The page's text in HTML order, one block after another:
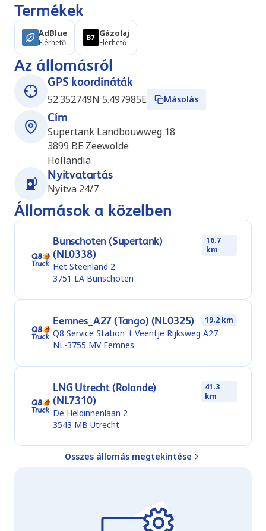
Termékek
AdBlue
Elérhető
Gázolaj
Elérhető
Az állomásról
GPS koordináták
52.352749N 5.497985E
Másolás
Cím
Supertank Landbouwweg 18
3899 BE Zeewolde
Hollandia
Nyitvatartás
Nyitva 24/7
Állomások a közelben
Bunschoten (Supertank)
(NL0338)
16.7
km
Het Steenland 2
3751 LA Bunschoten
Eemnes_A27 (Tango) (NL0325) 19.2 km
Q8 Service Station 't Veentje Rijksweg A27
NL-3755 MV Eemnes
LNG Utrecht (Rolande)
(NL7310)
41.3
km
De Heldinnenlaan 2
3543 MB Utrecht
Összes állomás megtekintése